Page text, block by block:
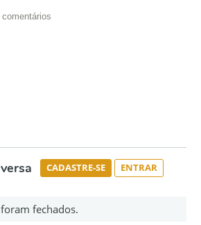
comentários